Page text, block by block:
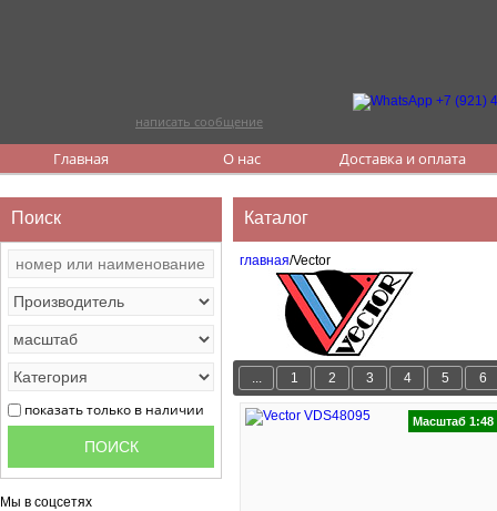
написать сообщение
Главная О нас Доставка и оплата
Поиск
показать только в наличии
Мы в соцсетях
Каталог
главная/Vector
... 1 2 3 4 5 6
Масштаб 1:48